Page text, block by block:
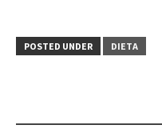
POSTED UNDER DIETA